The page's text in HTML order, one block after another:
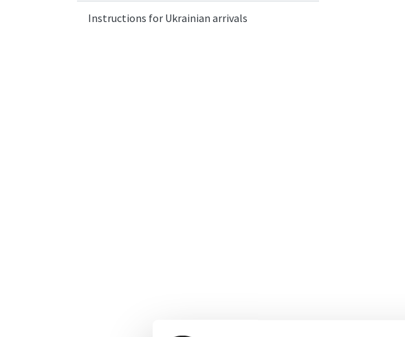
Instructions for Ukrainian arrivals